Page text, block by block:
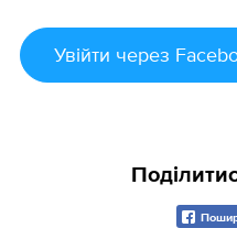
Увійти через